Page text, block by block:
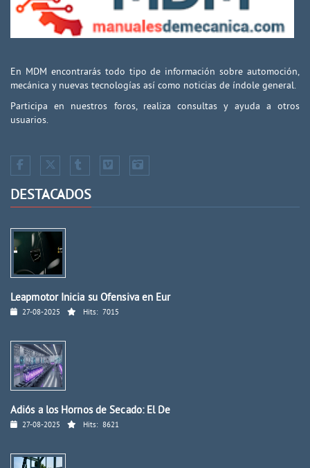
En MDM encontrarás todo tipo de información sobre automoción,
mecánica y nuevas tecnologías así como noticias de índole general.
Participa en nuestros foros, realiza consultas y ayuda a otros
usuarios.
DESTACADOS
Leapmotor Inicia su Ofensiva en Eur
27-08-2025 Hits: 7015
Adiós a los Hornos de Secado: El De
27-08-2025 Hits: 8621